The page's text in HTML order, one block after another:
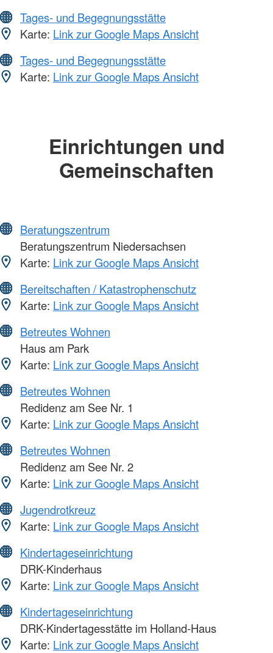
Tages- und Begegnungsstätte
Karte: Link zur Google Maps Ansicht
Tages- und Begegnungsstätte
Karte: Link zur Google Maps Ansicht
Einrichtungen und
Gemeinschaften
Beratungszentrum
Beratungszentrum Niedersachsen
Karte: Link zur Google Maps Ansicht
Bereitschaften / Katastrophenschutz
Karte: Link zur Google Maps Ansicht
Betreutes Wohnen
Haus am Park
Karte: Link zur Google Maps Ansicht
Betreutes Wohnen
Redidenz am See Nr. 1
Karte: Link zur Google Maps Ansicht
Betreutes Wohnen
Redidenz am See Nr. 2
Karte: Link zur Google Maps Ansicht
Jugendrotkreuz
Karte: Link zur Google Maps Ansicht
Kindertageseinrichtung
DRK-Kinderhaus
Karte: Link zur Google Maps Ansicht
Kindertageseinrichtung
DRK-Kindertagesstätte im Holland-Haus
Karte: Link zur Google Maps Ansicht